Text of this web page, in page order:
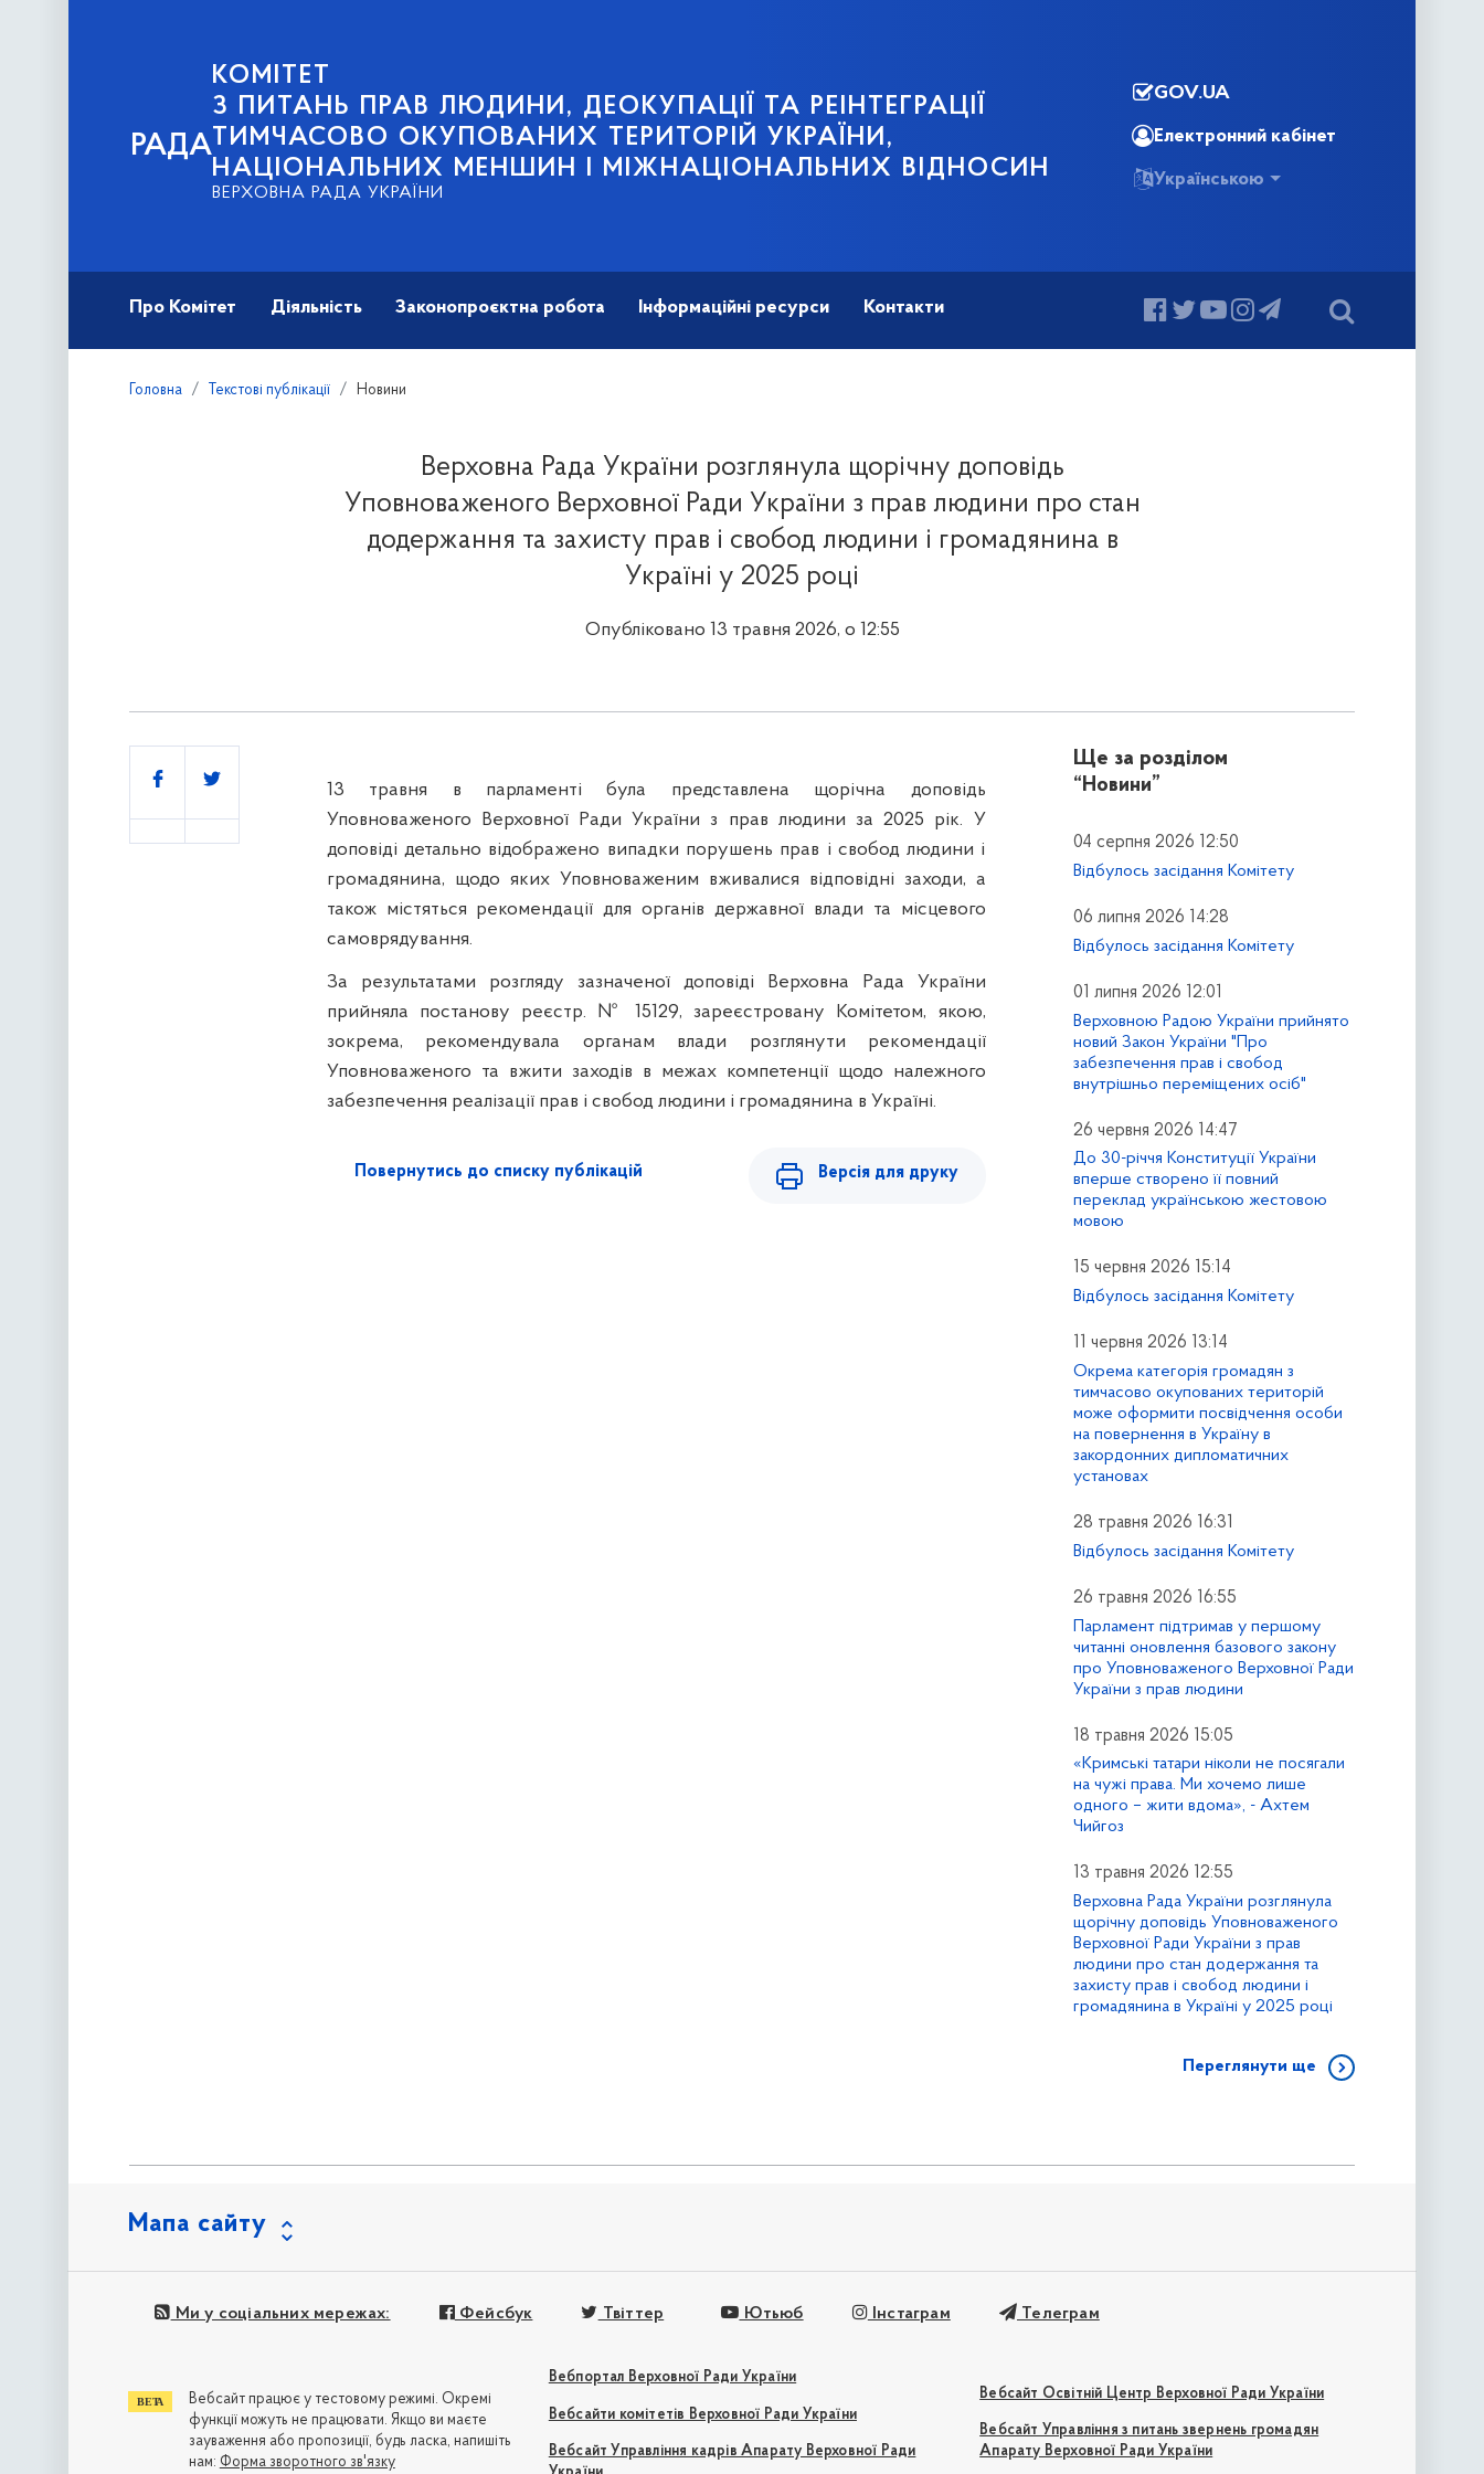
РАДА
КОМІТЕТ
З ПИТАНЬ ПРАВ ЛЮДИНИ, ДЕОКУПАЦІЇ ТА РЕІНТЕГРАЦІЇ
ТИМЧАСОВО ОКУПОВАНИХ ТЕРИТОРІЙ УКРАЇНИ,
НАЦІОНАЛЬНИХ МЕНШИН І МІЖНАЦІОНАЛЬНИХ ВІДНОСИН
ВЕРХОВНА РАДА УКРАЇНИ
GOV.UA
Електронний кабінет
Українською
Про Комітет Діяльність Законопроєктна робота Інформаційні ресурси Контакти
Головна Текстові публікації Новини
Верховна Рада України розглянула щорічну доповідь
Уповноваженого Верховної Ради України з прав людини про стан
додержання та захисту прав і свобод людини і громадянина в
Україні у 2025 році
Опубліковано 13 травня 2026, о 12:55
13 травня в парламенті була представлена щорічна доповідь
Уповноваженого Верховної Ради України з прав людини за 2025 рік. У
доповіді детально відображено випадки порушень прав і свобод людини і
громадянина, щодо яких Уповноваженим вживалися відповідні заходи, а
також містяться рекомендації для органів державної влади та місцевого
самоврядування.
За результатами розгляду зазначеної доповіді Верховна Рада України
прийняла постанову реєстр. № 15129, зареєстровану Комітетом, якою,
зокрема, рекомендувала органам влади розглянути рекомендації
Уповноваженого та вжити заходів в межах компетенції щодо належного
забезпечення реалізації прав і свобод людини і громадянина в Україні.
Поділитись
Повернутись до списку публікацій Версія для друку
Ще за розділом
“Новини”
04 серпня 2026 12:50
Відбулось засідання Комітету
06 липня 2026 14:28
Відбулось засідання Комітету
01 липня 2026 12:01
Верховною Радою України прийнято
новий Закон України "Про
забезпечення прав і свобод
внутрішньо переміщених осіб"
26 червня 2026 14:47
До 30-річчя Конституції України
вперше створено її повний
переклад українською жестовою
мовою
15 червня 2026 15:14
Відбулось засідання Комітету
11 червня 2026 13:14
Окрема категорія громадян з
тимчасово окупованих територій
може оформити посвідчення особи
на повернення в Україну в
закордонних дипломатичних
установах
28 травня 2026 16:31
Відбулось засідання Комітету
26 травня 2026 16:55
Парламент підтримав у першому
читанні оновлення базового закону
про Уповноваженого Верховної Ради
України з прав людини
18 травня 2026 15:05
«Кримські татари ніколи не посягали
на чужі права. Ми хочемо лише
одного – жити вдома», - Ахтем
Чийгоз
13 травня 2026 12:55
Верховна Рада України розглянула
щорічну доповідь Уповноваженого
Верховної Ради України з прав
людини про стан додержання та
захисту прав і свобод людини і
громадянина в Україні у 2025 році
Переглянути ще
Мапа сайту
Ми у соціальних мережах: Фейсбук Твіттер Ютьюб Інстаграм Телеграм
Вебпортал Верховної Ради України
Вебсайти комітетів Верховної Ради України
Вебсайт Управління кадрів Апарату Верховної Ради
Вебсайт Освітній Центр Верховної Ради України
Вебсайт Управління з питань звернень громадян
Апарату Верховної Ради України
Вебсайт працює у тестовому режимі. Окремі
функції можуть не працювати. Якщо ви маєте
зауваження або пропозиції, будь ласка, напишіть
нам: Форма зворотного зв'язку